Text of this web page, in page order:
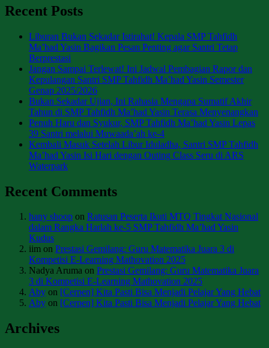
Recent Posts
Liburan Bukan Sekadar Istirahat! Kepala SMP Tahfidh
Ma’had Yasin Bagikan Pesan Penting agar Santri Tetap
Berprestasi
Jangan Sampai Terlewat! Ini Jadwal Pembagian Rapor dan
Kepulangan Santri SMP Tahfidh Ma’had Yasin Semester
Genap 2025/2026
Bukan Sekadar Ujian, Ini Rahasia Mengapa Sumatif Akhir
Tahun di SMP Tahfidh Ma’had Yasin Terasa Menyenangkan
Penuh Haru dan Syukur, SMP Tahfidh Ma’had Yasin Lepas
39 Santri melalui Muwaada’ah ke-4
Kembali Masuk Setelah Libur Iduladha, Santri SMP Tahfidh
Ma’had Yasin Isi Hari dengan Outing Class Seru di ARS
Waterpark
Recent Comments
hany shoop on Ratusan Peserta Ikuti MTQ Tingkat Nasional
dalam Rangka Harlah ke-5 SMP Tahfidh Ma’had Yasin
Kudus
iim on Prestasi Gemilang: Guru Matematika Juara 3 di
Kompetisi E-Learning Mathovation 2025
Nadya Aruma on Prestasi Gemilang: Guru Matematika Juara
3 di Kompetisi E-Learning Mathovation 2025
Aby on [Cerpen] Kita Pasti Bisa Menjadi Pelajar Yang Hebat
Aby on [Cerpen] Kita Pasti Bisa Menjadi Pelajar Yang Hebat
Archives